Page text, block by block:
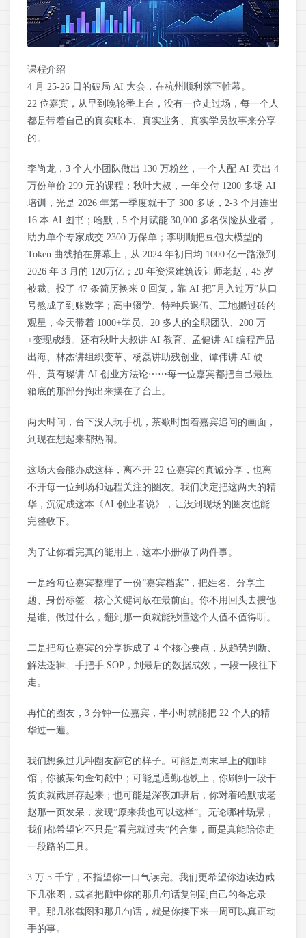
课程介绍
4 月 25-26 日的破局 AI 大会，在杭州顺利落下帷幕。
22 位嘉宾，从早到晚轮番上台，没有一位走过场，每一个人
都是带着自己的真实账本、真实业务、真实学员故事来分享
的。
李尚龙，3 个人小团队做出 130 万粉丝，一个人配 AI 卖出 4
万份单价 299 元的课程；秋叶大叔，一年交付 1200 多场 AI
培训，光是 2026 年第一季度就干了 300 多场，2-3 个月连出
16 本 AI 图书；哈默，5 个月赋能 30,000 多名保险从业者，
助力单个专家成交 2300 万保单；李明顺把豆包大模型的
Token 曲线拍在屏幕上，从 2024 年初日均 1000 亿一路涨到
2026 年 3 月的 120万亿；20 年资深建筑设计师老赵，45 岁
被裁、投了 47 条简历换来 0 回复，靠 AI 把”月入过万”从口
号熬成了到账数字；高中辍学、特种兵退伍、工地搬过砖的
观星，今天带着 1000+学员、20 多人的全职团队、200 万
+变现成绩。还有秋叶大叔讲 AI 教育、孟健讲 AI 编程产品
出海、林杰讲组织变革、杨磊讲助残创业、谭伟讲 AI 硬
件、黄有璨讲 AI 创业方法论⋯⋯每一位嘉宾都把自己最压
箱底的那部分掏出来摆在了台上。
两天时间，台下没人玩手机，茶歇时围着嘉宾追问的画面，
到现在想起来都热闹。
这场大会能办成这样，离不开 22 位嘉宾的真诚分享，也离
不开每一位到场和远程关注的圈友。我们决定把这两天的精
华，沉淀成这本《AI 创业者说》，让没到现场的圈友也能
完整收下。
为了让你看完真的能用上，这本小册做了两件事。
一是给每位嘉宾整理了一份”嘉宾档案”，把姓名、分享主
题、身份标签、核心关键词放在最前面。你不用回头去搜他
是谁、做过什么，翻到那一页就能秒懂这个人值不值得听。
二是把每位嘉宾的分享拆成了 4 个核心要点，从趋势判断、
解法逻辑、手把手 SOP，到最后的数据成效，一段一段往下
走。
再忙的圈友，3 分钟一位嘉宾，半小时就能把 22 个人的精
华过一遍。
我们想象过几种圈友翻它的样子。可能是周末早上的咖啡
馆，你被某句金句戳中；可能是通勤地铁上，你刷到一段干
货页就截屏存起来；也可能是深夜加班后，你对着哈默或老
赵那一页发呆，发现”原来我也可以这样”。无论哪种场景，
我们都希望它不只是”看完就过去”的合集，而是真能陪你走
一段路的工具。
3 万 5 千字，不指望你一口气读完。我们更希望你边读边截
下几张图，或者把戳中你的那几句话复制到自己的备忘录
里。那几张截图和那几句话，就是你接下来一周可以真正动
手的事。